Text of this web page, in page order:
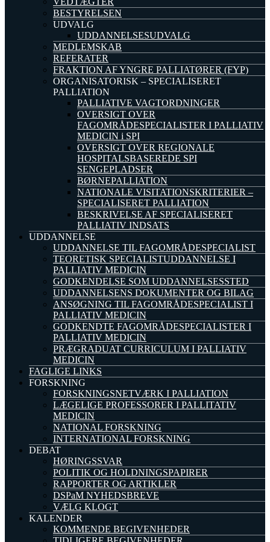
BESTYRELSEN
UDVALG
UDDANNELSESUDVALG
MEDLEMSKAB
REFERATER
FRAKTION AF YNGRE PALLIATØRER (FYP)
ORGANISATORISK – SPECIALISERET
PALLIATION
PALLIATIVE VAGTORDNINGER
OVERSIGT OVER
FAGOMRÅDESPECIALISTER I PALLIATIV
MEDICIN i SPI
OVERSIGT OVER REGIONALE
HOSPITALSBASEREDE SPI
SENGEPLADSER
BØRNEPALLIATION
NATIONALE VISITATIONSKRITERIER –
SPECIALISERET PALLIATION
BESKRIVELSE AF SPECIALISERET
PALLIATIV INDSATS
UDDANNELSE
UDDANNELSE TIL FAGOMRÅDESPECIALIST
TEORETISK SPECIALISTUDDANNELSE I
PALLIATIV MEDICIN
GODKENDELSE SOM UDDANNELSESSTED
UDDANNELSENS DOKUMENTER OG BILAG
ANSØGNING TIL FAGOMRÅDESPECIALIST I
PALLIATIV MEDICIN
GODKENDTE FAGOMRÅDESPECIALISTER I
PALLIATIV MEDICIN
PRÆGRADUAT CURRICULUM I PALLIATIV
MEDICIN
FAGLIGE LINKS
FORSKNING
FORSKNINGSNETVÆRK I PALLIATION
LÆGELIGE PROFESSORER I PALLITATIV
MEDICIN
NATIONAL FORSKNING
INTERNATIONAL FORSKNING
DEBAT
HØRINGSSVAR
POLITIK OG HOLDNINGSPAPIRER
RAPPORTER OG ARTIKLER
DSPaM NYHEDSBREVE
VÆLG KLOGT
KALENDER
KOMMENDE BEGIVENHEDER